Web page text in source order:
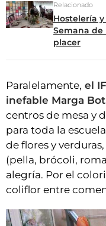
Relacionado
Hostelería
Semana de
placer
Paralelamente, el
inefable Marga
centros de mesa y
para toda la
de flores y
(pella, brócoli,
alegría. Por el
coliflor entre